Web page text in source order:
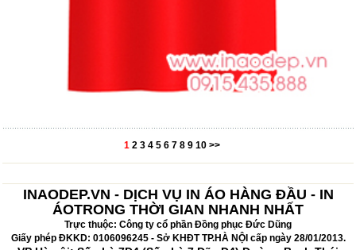
1 2 3 4 5 6 7 8 9 10 >>
INAODEP.VN - DỊCH VỤ IN ÁO HÀNG ĐẦU - IN
ÁOTRONG THỜI GIAN NHANH NHẤT
Trực thuộc: Công ty cổ phần Đồng phục Đức Dũng
Giấy phép ĐKKD: 0106096245 - Sở KHĐT TP.HÀ NỘI cấp ngày 28/01/2013.